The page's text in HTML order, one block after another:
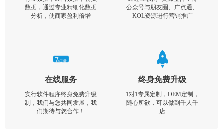
数据，通过专业精细化数据
分析，使商家盈利倍增
公众号与朋友圈、广点通、
KOL资源进行营销推广
在线服务
实行软件程序终身免费升级
制，我们与您共同发展，我
们期待与您合作！
终身免费升级
1对1专属定制，OEM定制，
随心所欲，可以做到千人千
店